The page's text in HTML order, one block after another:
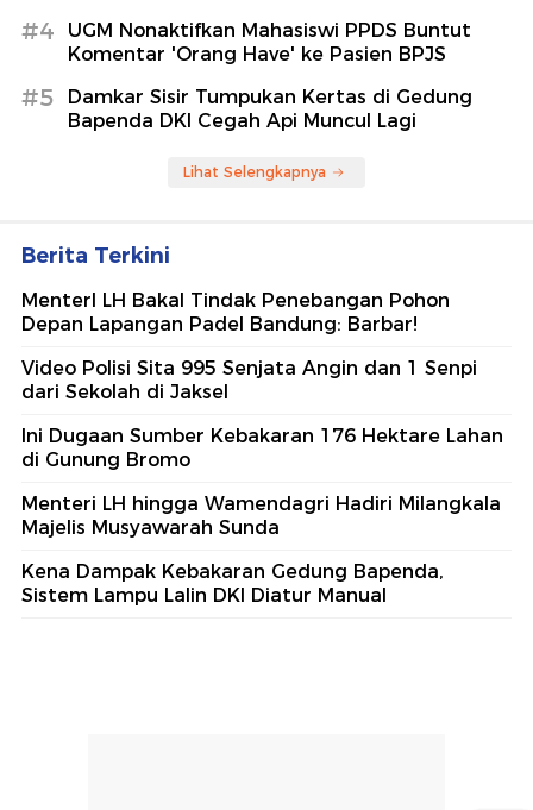
#4
UGM Nonaktifkan Mahasiswi PPDS Buntut
Komentar 'Orang Have' ke Pasien BPJS
#5
Damkar Sisir Tumpukan Kertas di Gedung
Bapenda DKI Cegah Api Muncul Lagi
Lihat Selengkapnya
Berita Terkini
MenterI LH Bakal Tindak Penebangan Pohon
Depan Lapangan Padel Bandung: Barbar!
Video Polisi Sita 995 Senjata Angin dan 1 Senpi
dari Sekolah di Jaksel
Ini Dugaan Sumber Kebakaran 176 Hektare Lahan
di Gunung Bromo
Menteri LH hingga Wamendagri Hadiri Milangkala
Majelis Musyawarah Sunda
Kena Dampak Kebakaran Gedung Bapenda,
Sistem Lampu Lalin DKI Diatur Manual